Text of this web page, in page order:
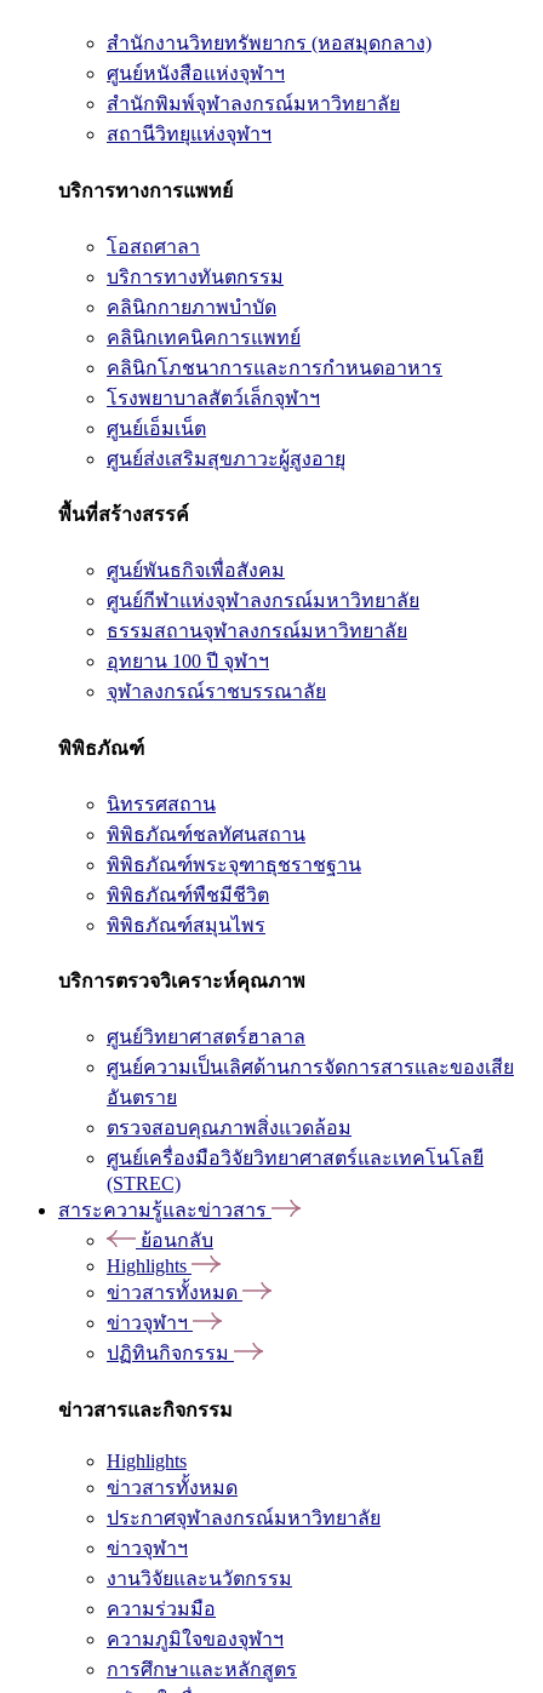
สำนักงานวิทยทรัพยากร (หอสมุดกลาง)
ศูนย์หนังสือแห่งจุฬาฯ
สำนักพิมพ์จุฬาลงกรณ์มหาวิทยาลัย
สถานีวิทยุแห่งจุฬาฯ
บริการทางการแพทย์
โอสถศาลา
บริการทางทันตกรรม
คลินิกกายภาพบำบัด
คลินิกเทคนิคการแพทย์
คลินิกโภชนาการและการกำหนดอาหาร
โรงพยาบาลสัตว์เล็กจุฬาฯ
ศูนย์เอ็มเน็ต
ศูนย์ส่งเสริมสุขภาวะผู้สูงอายุ
พื้นที่สร้างสรรค์
ศูนย์พันธกิจเพื่อสังคม
ศูนย์กีฬาแห่งจุฬาลงกรณ์มหาวิทยาลัย
ธรรมสถานจุฬาลงกรณ์มหาวิทยาลัย
อุทยาน 100 ปี จุฬาฯ
จุฬาลงกรณ์ราชบรรณาลัย
พิพิธภัณฑ์
นิทรรศสถาน
พิพิธภัณฑ์ชลทัศนสถาน
พิพิธภัณฑ์พระจุฑาธุชราชฐาน
พิพิธภัณฑ์พืชมีชีวิต
พิพิธภัณฑ์สมุนไพร
บริการตรวจวิเคราะห์คุณภาพ
ศูนย์วิทยาศาสตร์ฮาลาล
ศูนย์ความเป็นเลิศด้านการจัดการสารและของเสีย
อันตราย
ตรวจสอบคุณภาพสิ่งแวดล้อม
ศูนย์เครื่องมือวิจัยวิทยาศาสตร์และเทคโนโลยี
(STREC)
สาระความรู้และข่าวสาร
ย้อนกลับ
Highlights
ข่าวสารทั้งหมด
ข่าวจุฬาฯ
ปฏิทินกิจกรรม
ข่าวสารและกิจกรรม
Highlights
ข่าวสารทั้งหมด
ประกาศจุฬาลงกรณ์มหาวิทยาลัย
ข่าวจุฬาฯ
งานวิจัยและนวัตกรรม
ความร่วมมือ
ความภูมิใจของจุฬาฯ
การศึกษาและหลักสูตร